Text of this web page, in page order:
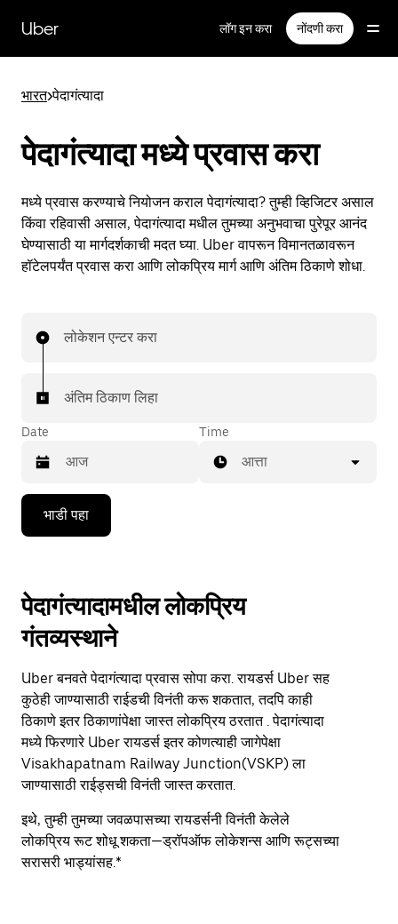
सामग्रीवरUber लॉग इन करा नोंदणी करा
भारत>पेदागंत्यादा
पेदागंत्यादा मध्ये प्रवास करा
मध्ये प्रवास करण्याचे नियोजन कराल पेदागंत्यादा? तुम्ही व्हिजिटर असाल
किंवा रहिवासी असाल, पेदागंत्यादा मधील तुमच्या अनुभवाचा पुरेपूर आनंद
घेण्यासाठी या मार्गदर्शकाची मदत घ्या. Uber वापरून विमानतळावरून
हॉटेलपर्यंत प्रवास करा आणि लोकप्रिय मार्ग आणि अंतिम ठिकाणे शोधा.
लोकेशन एन्टर करा
अंतिम ठिकाण लिहा
Date
Press
down
interact
with
the
calendar
select
a
date.
Press
the
escape
to
close
the
calendar.
Time
आत्ता
भाडी पहा
पेदागंत्यादामधील लोकप्रिय
गंतव्यस्थाने
Uber बनवते पेदागंत्यादा प्रवास सोपा करा. रायडर्स Uber सह
कुठेही जाण्यासाठी राईडची विनंती करू शकतात, तदपि काही
ठिकाणे इतर ठिकाणांपेक्षा जास्त लोकप्रिय ठरतात . पेदागंत्यादा
मध्ये फिरणारे Uber रायडर्स इतर कोणत्याही जागेपेक्षा
Visakhapatnam Railway Junction(VSKP) ला
जाण्यासाठी राईड्सची विनंती जास्त करतात.
इथे, तुम्ही तुमच्या जवळपासच्या रायडर्सनी विनंती केलेले
लोकप्रिय रूट शोधू शकता—ड्रॉपऑफ लोकेशन्स आणि रूट्सच्या
सरासरी भाड्यांसह.*